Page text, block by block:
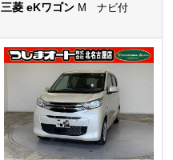
三菱 eKワゴン M ナビ付